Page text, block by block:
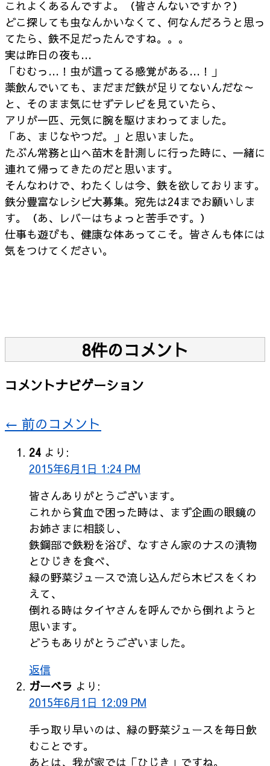
これよくあるんですよ。（皆さんないですか？）
どこ探しても虫なんかいなくて、何なんだろうと思っ
てたら、鉄不足だったんですね。。。
実は昨日の夜も…
「むむっ…！虫が這ってる感覚がある…！」
薬飲んでいても、まだまだ鉄が足りてないんだな～
と、そのまま気にせずテレビを見ていたら、
アリが一匹、元気に腕を駆けまわってました。
「あ、まじなやつだ。」と思いました。
たぶん常務と山へ苗木を計測しに行った時に、一緒に
連れて帰ってきたのだと思います。
そんなわけで、わたくしは今、鉄を欲しております。
鉄分豊富なレシピ大募集。宛先は24までお願いしま
す。（あ、レバーはちょっと苦手です。）
仕事も遊びも、健康な体あってこそ。皆さんも体には
気をつけてください。
8件のコメント
コメントナビゲーション
← 前のコメント
24 より:
2015年6月1日 1:24 PM
皆さんありがとうございます。
これから貧血で困った時は、まず企画の眼鏡の
お姉さまに相談し、
鉄鋼部で鉄粉を浴び、なすさん家のナスの漬物
とひじきを食べ、
緑の野菜ジュースで流し込んだら木ビスをくわ
えて、
倒れる時はタイヤさんを呼んでから倒れようと
思います。
どうもありがとうございました。
返信
ガーベラ より:
2015年6月1日 12:09 PM
手っ取り早いのは、緑の野菜ジュースを毎日飲
むことです。
あとは、我が家では「ひじき」ですね。